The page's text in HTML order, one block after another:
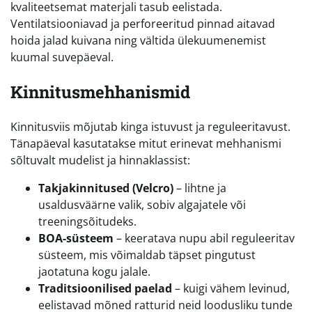
kvaliteetsemat materjali tasub eelistada.
Ventilatsiooniavad ja perforeeritud pinnad aitavad
hoida jalad kuivana ning vältida ülekuumenemist
kuumal suvepäeval.
Kinnitusmehhanismid
Kinnitusviis mõjutab kinga istuvust ja reguleeritavust.
Tänapäeval kasutatakse mitut erinevat mehhanismi
sõltuvalt mudelist ja hinnaklassist:
Takjakinnitused (Velcro)– lihtne ja
usaldusväärne valik, sobiv algajatele või
treeningsõitudeks.
BOA-süsteem – keeratava nupu abil reguleeritav
süsteem, mis võimaldab täpset pingutust
jaotatuna kogu jalale.
Traditsioonilised paelad – kuigi vähem levinud,
eelistavad mõned ratturid neid loodusliku tunde